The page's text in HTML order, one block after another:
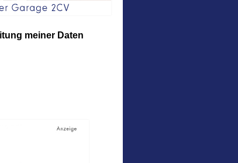
meiner Daten